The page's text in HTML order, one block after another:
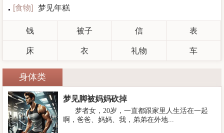
[食物] 梦见年糕
钱 被子 信 表
床 衣 礼物 车
身体类
梦见脚被妈妈砍掉
梦者女，20岁，一直都跟家里人生活在一起
啊，爸爸、妈妈、我，弟弟在外地...